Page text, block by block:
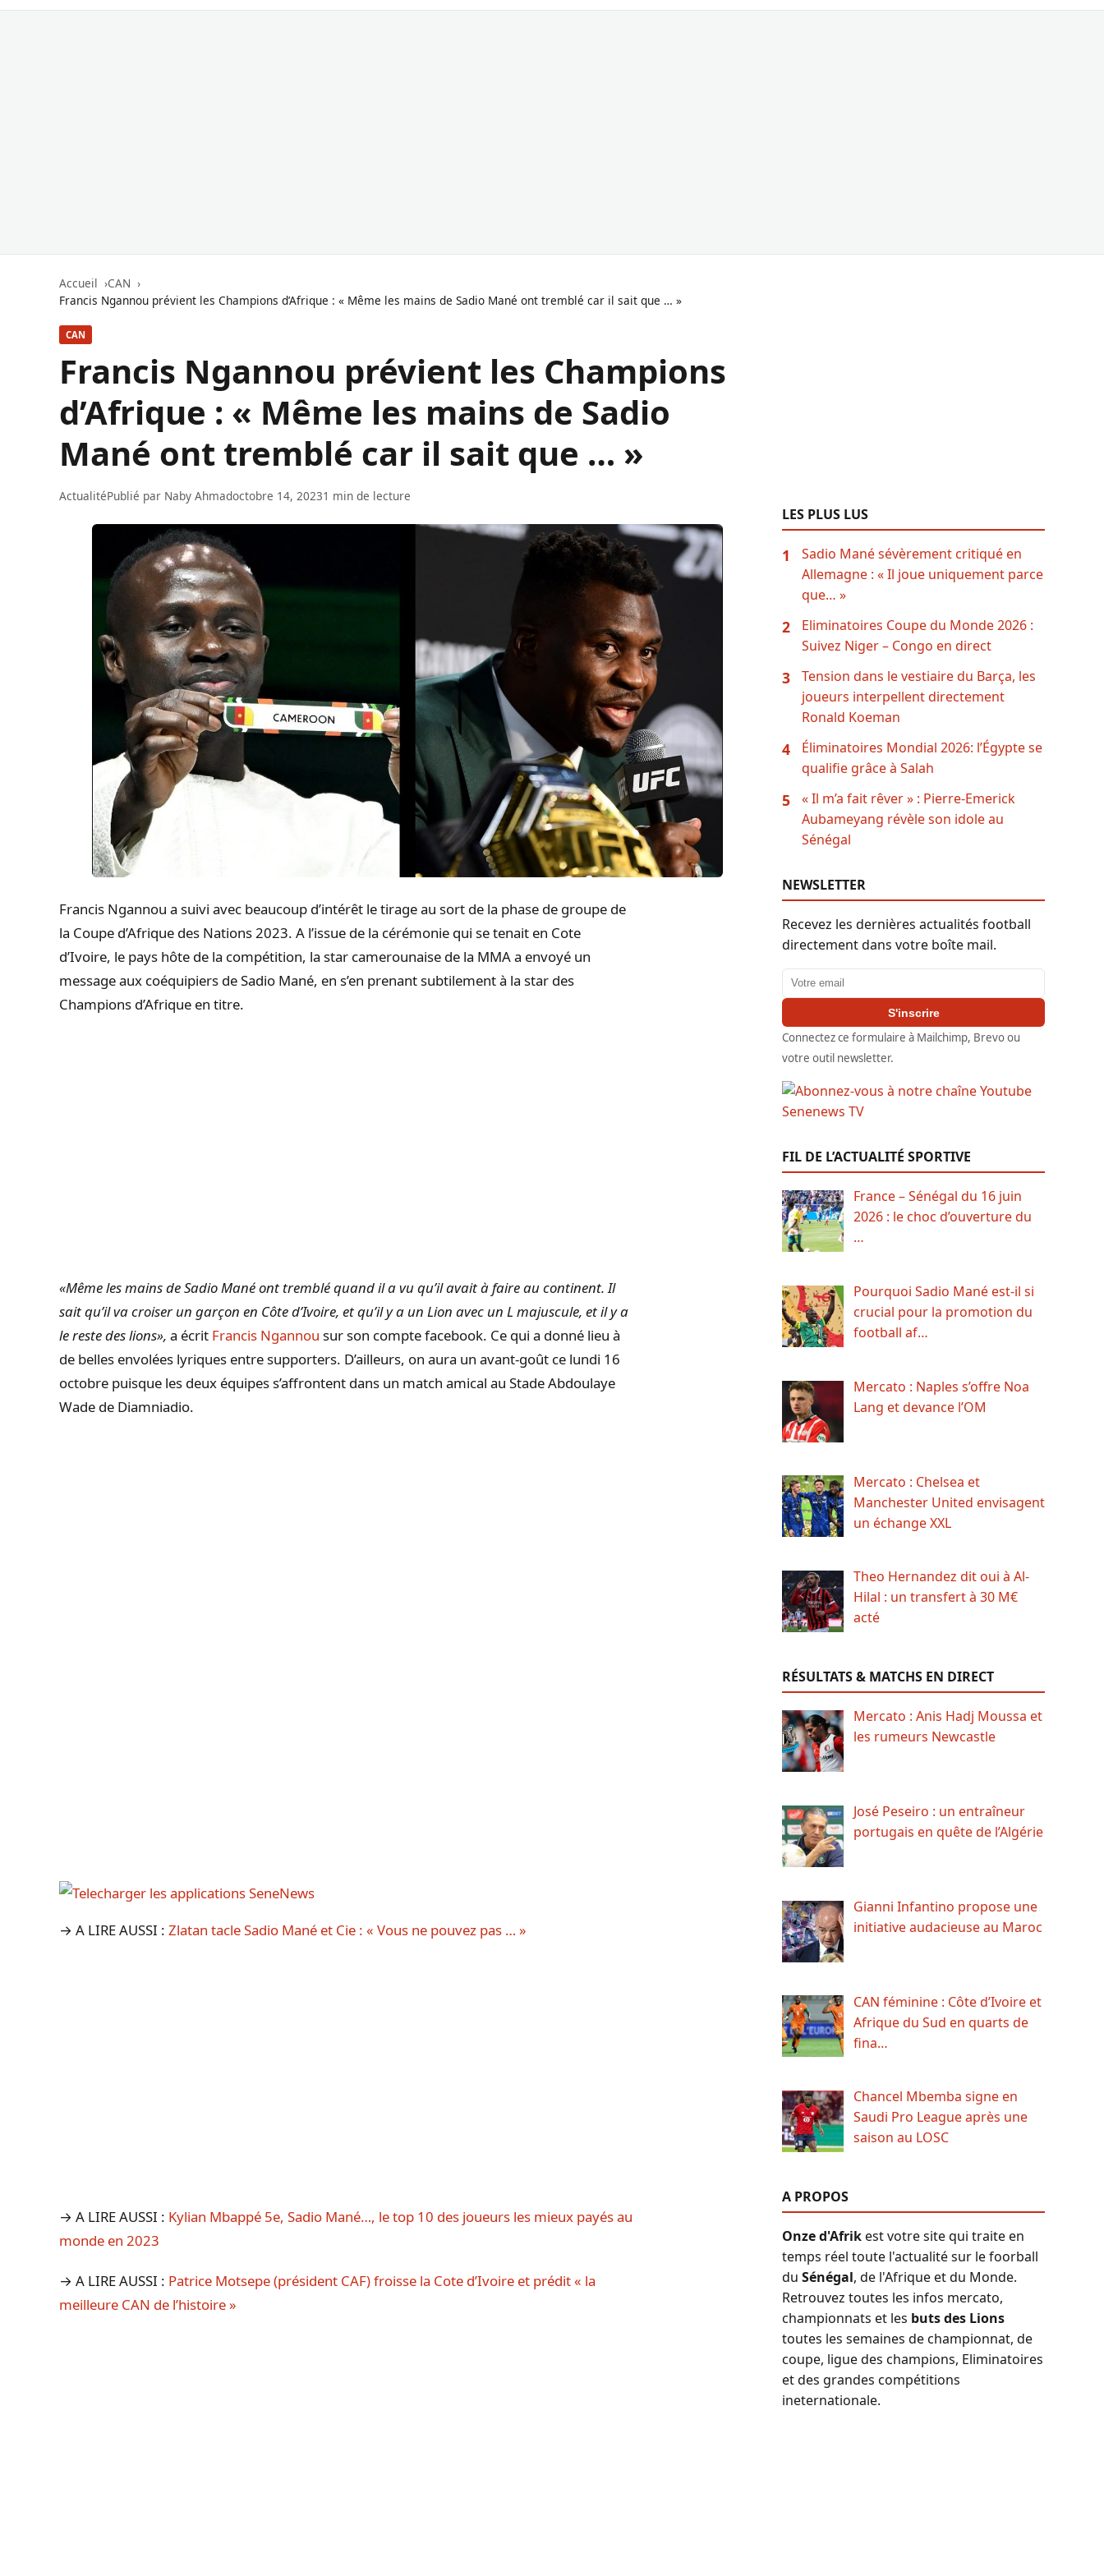
Accueil
CAN
Francis Ngannou prévient les Champions d’Afrique : « Même les mains de Sadio Mané ont tremblé car il sait que … »
CAN
Francis Ngannou prévient les Champions
d’Afrique : « Même les mains de Sadio
Mané ont tremblé car il sait que … »
ActualitéPublié par Naby Ahmadoctobre 14, 20231 min de lecture
Francis Ngannou a suivi avec beaucoup d’intérêt le tirage au sort de la phase de groupe de
la Coupe d’Afrique des Nations 2023. A l’issue de la cérémonie qui se tenait en Cote
d’Ivoire, le pays hôte de la compétition, la star camerounaise de la MMA a envoyé un
message aux coéquipiers de Sadio Mané, en s’en prenant subtilement à la star des
Champions d’Afrique en titre.
«Même les mains de Sadio Mané ont tremblé quand il a vu qu’il avait à faire au continent. Il
sait qu’il va croiser un garçon en Côte d’Ivoire, et qu’il y a un Lion avec un L majuscule, et il y a
le reste des lions», a écrit Francis Ngannou sur son compte facebook. Ce qui a donné lieu à
de belles envolées lyriques entre supporters. D’ailleurs, on aura un avant-goût ce lundi 16
octobre puisque les deux équipes s’affrontent dans un match amical au Stade Abdoulaye
Wade de Diamniadio.
→ A LIRE AUSSI : Zlatan tacle Sadio Mané et Cie : « Vous ne pouvez pas … »
→ A LIRE AUSSI : Kylian Mbappé 5e, Sadio Mané…, le top 10 des joueurs les mieux payés au
monde en 2023
→ A LIRE AUSSI : Patrice Motsepe (président CAF) froisse la Cote d’Ivoire et prédit « la
meilleure CAN de l’histoire »
LES PLUS LUS
1
Sadio Mané sévèrement critiqué en
Allemagne : « Il joue uniquement parce
que… »
2
Eliminatoires Coupe du Monde 2026 :
Suivez Niger – Congo en direct
3
Tension dans le vestiaire du Barça, les
joueurs interpellent directement
Ronald Koeman
4
Éliminatoires Mondial 2026: l’Égypte se
qualifie grâce à Salah
5
« Il m’a fait rêver » : Pierre-Emerick
Aubameyang révèle son idole au
Sénégal
NEWSLETTER
Recevez les dernières actualités football
directement dans votre boîte mail.
Adresse email
S'inscrire
Connectez ce formulaire à Mailchimp, Brevo ou
votre outil newsletter.
FIL DE L’ACTUALITÉ SPORTIVE
France – Sénégal du 16 juin
2026 : le choc d’ouverture du
…
Pourquoi Sadio Mané est-il si
crucial pour la promotion du
football af…
Mercato : Naples s’offre Noa
Lang et devance l’OM
Mercato : Chelsea et
Manchester United envisagent
un échange XXL
Theo Hernandez dit oui à Al-
Hilal : un transfert à 30 M€
acté
RÉSULTATS & MATCHS EN DIRECT
Mercato : Anis Hadj Moussa et
les rumeurs Newcastle
José Peseiro : un entraîneur
portugais en quête de l’Algérie
Gianni Infantino propose une
initiative audacieuse au Maroc
CAN féminine : Côte d’Ivoire et
Afrique du Sud en quarts de
fina…
Chancel Mbemba signe en
Saudi Pro League après une
saison au LOSC
A PROPOS
Onze d'Afrikest votre site qui traite en
temps réel toute l'actualité sur le foorball
du Sénégal, de l'Afrique et du Monde.
Retrouvez toutes les infos mercato,
championnats et les buts des Lions
toutes les semaines de championnat, de
coupe, ligue des champions, Eliminatoires
et des grandes compétitions
ineternationale.